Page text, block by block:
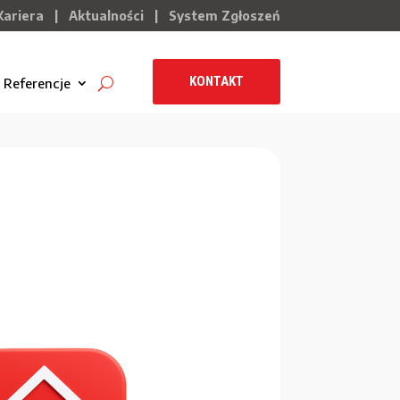
Aktualności| System Zgłoszeń
Referencje KONTAKT